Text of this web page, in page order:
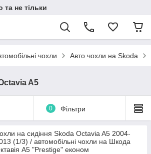
та не тільки
чохли Авто чохли на Skoda
A5
0 Фільтри
на сидіння Skoda Octavia A5 2004-
(1/3) / автомобільні чохли на Шкода
А5 "Prestige" економ